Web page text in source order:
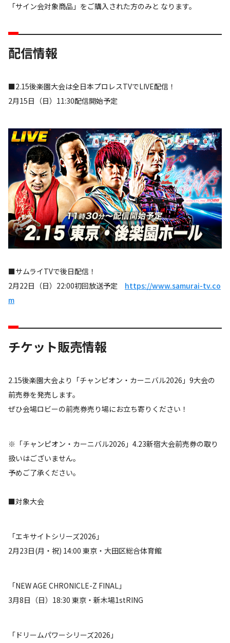
「サイン会対象商品」をご購入された方のみと なります。
配信情報
■2.15後楽園大会は全日本プロレスTVでLIVE配信！
2月15日（日）11:30配信開始予定
■サムライTVで後日配信！
2月22日（日）22:00初回放送予定 https://www.samurai-tv.co
m
チケット販売情報
2.15後楽園大会より「チャンピオン・カーニバル2026」9大会の
前売券を発売します。
ぜひ会場ロビーの前売券売り場にお立ち寄りください！
※「チャンピオン・カーニバル2026」4.23新宿大会前売券の取り
扱いはございません。
予めご了承ください。
■対象大会
「エキサイトシリーズ2026」
2月23日(月・祝) 14:00 東京・大田区総合体育館
「NEW AGE CHRONICLE-Z FINAL」
3月8日（日）18:30 東京・新木場1stRING
「ドリームパワーシリーズ2026」